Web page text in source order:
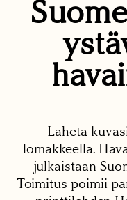
Lähetä
lomakkeella.
julkaistaan
Toimitus poimii